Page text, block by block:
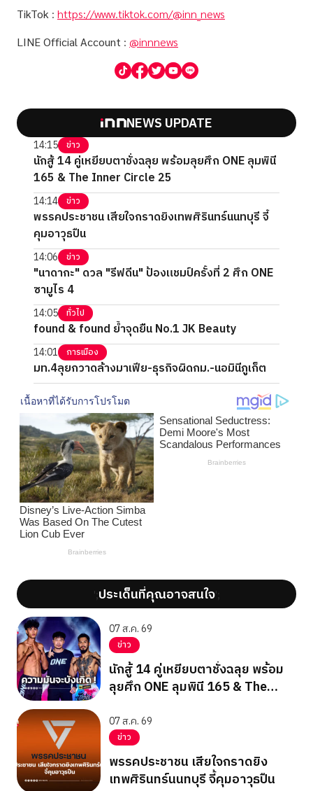
TikTok : https://www.tiktok.com/@inn_news
LINE Official Account : @innnews
NEWS UPDATE
14:15 ข่าว
นักสู้ 14 คู่เหยียบตาชั่งฉลุย พร้อมลุยศึก ONE ลุมพินี
165 & The Inner Circle 25
14:14 ข่าว
พรรคประชาชน เสียใจกราดยิงเทพศิรินทร์นนทบุรี จี้
คุมอาวุธปืน
14:06 ข่าว
"นาดากะ" ดวล "รีฟดีน" ป้องแชมป์ครั้งที่ 2 ศึก ONE
ซามูไร 4
14:05 ทั่วไป
found & found ย้ำจุดยืน No.1 JK Beauty
14:01 การเมือง
มท.4ลุยกวาดล้างมาเฟีย-ธุรกิจผิดกม.-นอมินีภูเก็ต
';ประเด็นที่คุณอาจสนใจ';
07 ส.ค. 69
ข่าว
นักสู้ 14 คู่เหยียบตาชั่งฉลุย พร้อม
ลุยศึก ONE ลุมพินี 165 & The
07 ส.ค. 69
ข่าว
พรรคประชาชน เสียใจกราดยิง
เทพศิรินทร์นนทบุรี จี้คุมอาวุธปืน